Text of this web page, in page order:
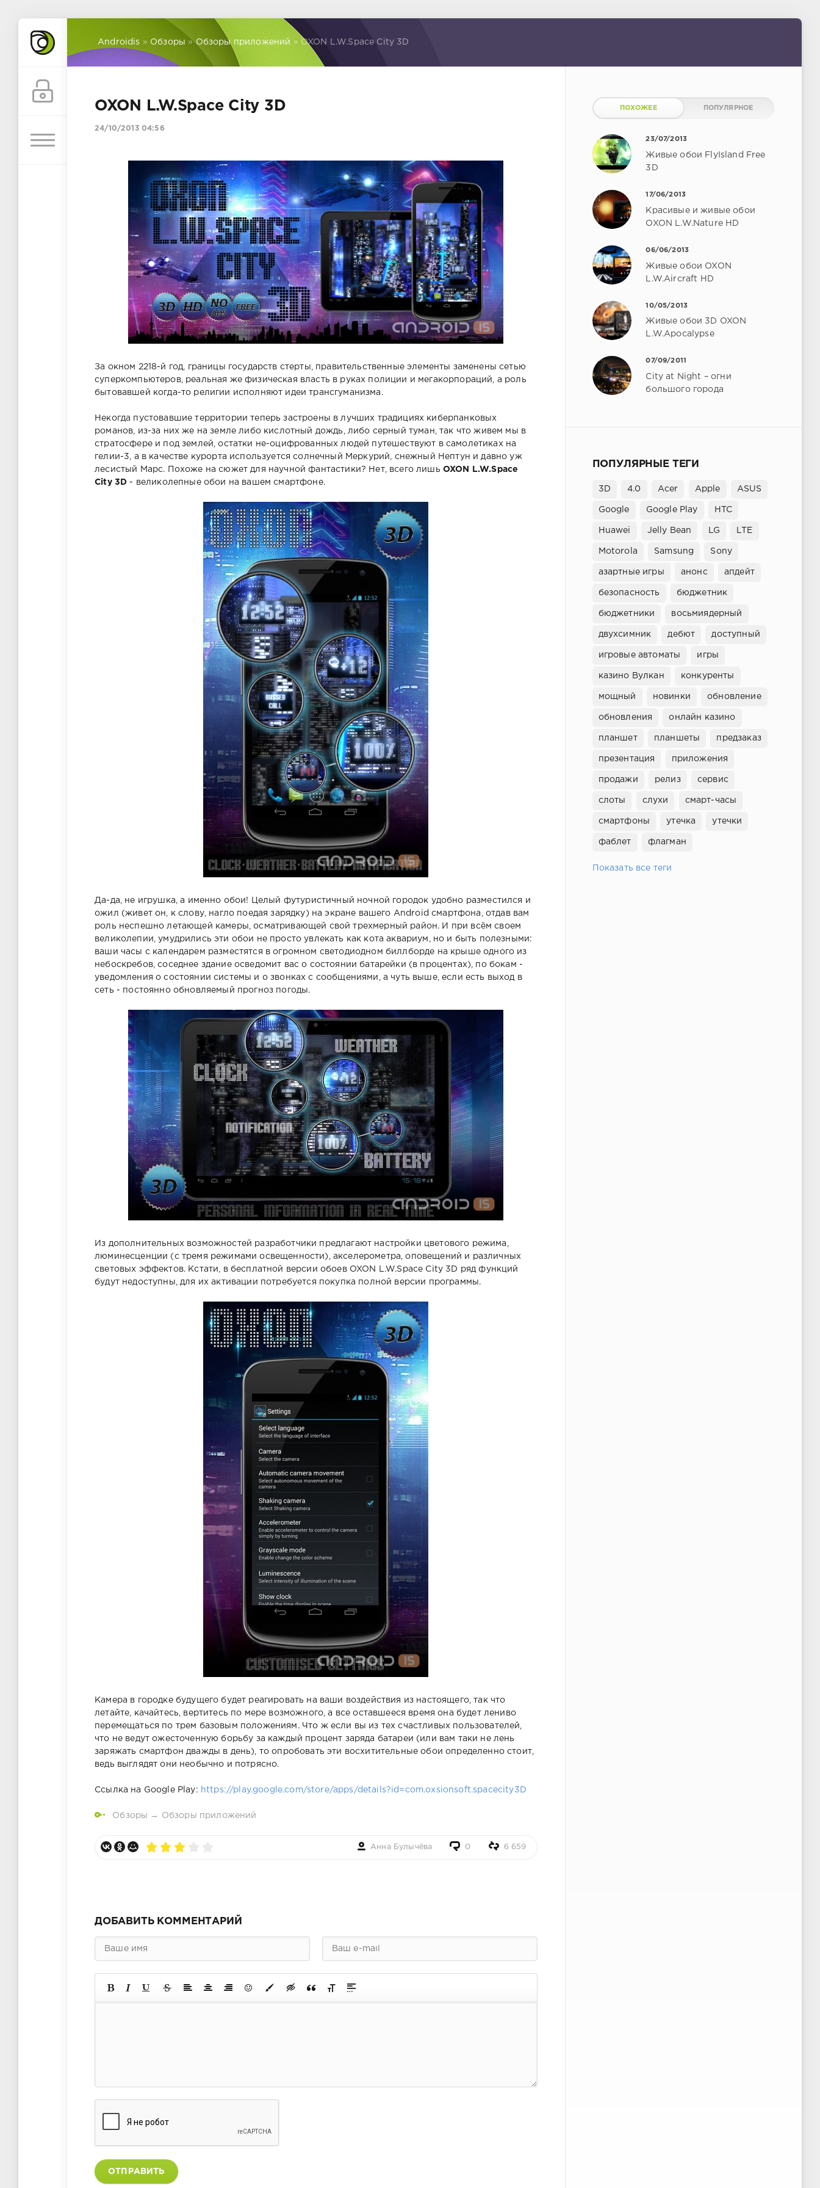
Androidis » Обзоры »Обзоры приложений » OXON L.W.Space City 3D
OXON L.W.Space City 3D
24/10/2013 04:56
За окном 2218-й год, границы государств стерты, правительственные элементы заменены сетью
суперкомпьютеров, реальная же физическая власть в руках полиции и мегакорпораций, а роль
бытовавшей когда-то религии исполняют идеи трансгуманизма.
Некогда пустовавшие территории теперь застроены в лучших традициях киберпанковых
романов, из-за них же на земле либо кислотный дождь, либо серный туман, так что живем мы в
стратосфере и под землей, остатки не-оцифрованных людей путешествуют в самолетиках на
гелии-3, а в качестве курорта используется солнечный Меркурий, снежный Нептун и давно уж
лесистый Марс. Похоже на сюжет для научной фантастики? Нет, всего лишь OXON L.W.Space
City 3D - великолепные обои на вашем смартфоне.
Да-да, не игрушка, а именно обои! Целый футуристичный ночной городок удобно разместился и
ожил (живет он, к слову, нагло поедая зарядку) на экране вашего Android смартфона, отдав вам
роль неспешно летающей камеры, осматривающей свой трехмерный район. И при всём своем
великолепии, умудрились эти обои не просто увлекать как кота аквариум, но и быть полезными:
ваши часы с календарем разместятся в огромном светодиодном биллборде на крыше одного из
небоскребов, соседнее здание осведомит вас о состоянии батарейки (в процентах), по бокам -
уведомления о состоянии системы и о звонках с сообщениями, а чуть выше, если есть выход в
сеть - постоянно обновляемый прогноз погоды.
Из дополнительных возможностей разработчики предлагают настройки цветового режима,
люминесценции (с тремя режимами освещенности), акселерометра, оповещений и различных
световых эффектов. Кстати, в бесплатной версии обоев OXON L.W.Space City 3D ряд функций
будут недоступны, для их активации потребуется покупка полной версии программы.
Камера в городке будущего будет реагировать на ваши воздействия из настоящего, так что
летайте, качайтесь, вертитесь по мере возможного, а все оставшееся время она будет лениво
перемещаться по трем базовым положениям. Что ж если вы из тех счастливых пользователей,
что не ведут ожесточенную борьбу за каждый процент заряда батареи (или вам таки не лень
заряжать смартфон дважды в день), то опробовать эти восхитительные обои определенно стоит,
ведь выглядят они необычно и потрясно.
Ссылка на Google Play: https://play.google.com/store/apps/details?id=com.oxsionsoft.spacecity3D
Обзоры → Обзоры приложений
Анна Булычёва 0 6 659
ДОБАВИТЬ КОММЕНТАРИЙ
ОТПРАВИТЬ
ПОХОЖЕЕ ПОПУЛЯРНОЕ
23/07/2013
Живые обои FlyIsland Free
3D
17/06/2013
Красивые и живые обои
OXON L.W.Nature HD
06/06/2013
Живые обои OXON
L.W.Aircraft HD
10/05/2013
Живые обои 3D OXON
L.W.Apocalypse
07/09/2011
City at Night – огни
большого города
ПОПУЛЯРНЫЕ ТЕГИ
3D 4.0 Acer Apple ASUS
Google Google Play HTC
Huawei Jelly Bean LG LTE
Motorola Samsung Sony
азартные игры анонс апдейт
безопасность бюджетник
бюджетники восьмиядерный
двухсимник дебют доступный
игровые автоматы игры
казино Вулкан конкуренты
мощный новинки обновление
обновления онлайн казино
планшет планшеты предзаказ
презентация приложения
продажи релиз сервис
слоты слухи смарт-часы
смартфоны утечка утечки
фаблет флагман
Показать все теги